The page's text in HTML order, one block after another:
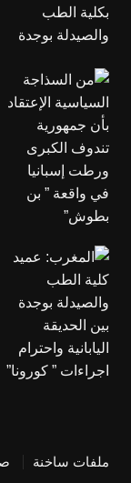
ملفات ساخنة